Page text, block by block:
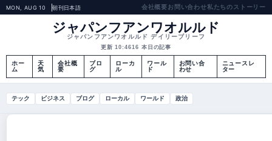
MON, AUG 10 朝刊日本語 会社概要お問い合わせ私たちのストーリー
ジャパンフアンワオルルド
ジャパンフアンワオルルド デイリーブリーフ
更新 10:4616 本日の記事
ホー
ム
天
気
会社概
要
ブロ
グ
ローカ
ル
ワール
ド
お問い合
わせ
ニュースレ
ター
テック ビジネス ブログ ローカル ワールド 政治